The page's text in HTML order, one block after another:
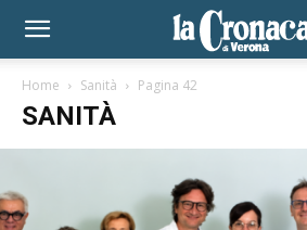
Home Sanità Pagina 42
SANITÀ